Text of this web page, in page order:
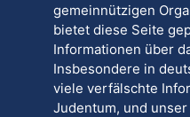
gemeinnützigen
bietet diese Seite
Informationen über
Insbesondere in
viele verfälschte
Judentum, und